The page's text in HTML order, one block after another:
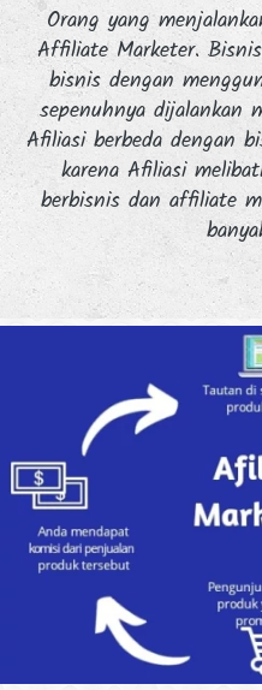
Orang yang
Affiliate Marketer.
bisnis dengan
sepenuhnya dijalankan
Afiliasi berbeda dengan
karena Afiliasi
berbisnis dan affiliate